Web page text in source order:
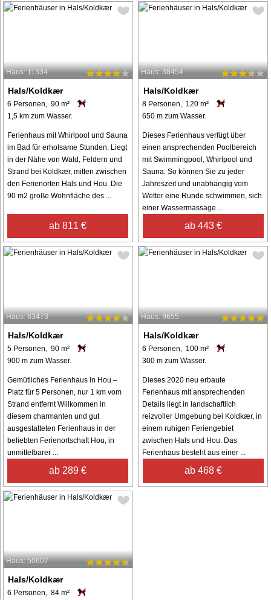
Haus: 11334
Hals/Koldkær
6 Personen, 90 m²
1,5 km zum Wasser.
Ferienhaus mit Whirlpool und Sauna
im Bad für erholsame Stunden. Liegt
in der Nähe von Wald, Feldern und
Strand bei Koldkær, mitten zwischen
den Ferienorten Hals und Hou. Die
90 m2 große Wohnfläche des ...
ab 811 €
Haus: 38454
Hals/Koldkær
8 Personen, 120 m²
650 m zum Wasser.
Dieses Ferienhaus verfügt über
einen ansprechenden Poolbereich
mit Swimmingpool, Whirlpool und
Sauna. So können Sie zu jeder
Jahreszeit und unabhängig vom
Wetter eine Runde schwimmen, sich
einer Wassermassage ...
ab 443 €
Haus: 63473
Hals/Koldkær
5 Personen, 90 m²
900 m zum Wasser.
Gemütliches Ferienhaus in Hou –
Platz für 5 Personen, nur 1 km vom
Strand entfernt Willkommen in
diesem charmanten und gut
ausgestatteten Ferienhaus in der
beliebten Ferienortschaft Hou, in
unmittelbarer ...
ab 289 €
Haus: 9655
Hals/Koldkær
6 Personen, 100 m²
300 m zum Wasser.
Dieses 2020 neu erbaute
Ferienhaus mit ansprechenden
Details liegt in landschaftlich
reizvoller Umgebung bei Koldkær, in
einem ruhigen Feriengebiet
zwischen Hals und Hou. Das
Ferienhaus besteht aus einer ...
ab 468 €
Haus: 50607
Hals/Koldkær
6 Personen, 84 m²